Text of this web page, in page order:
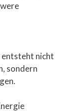
nicht
sondern